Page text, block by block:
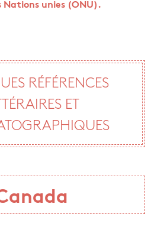
Nations unies (ONU).
RÉFÉRENCES
ET